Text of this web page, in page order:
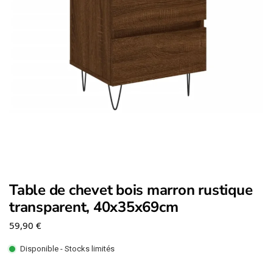
Table de chevet bois marron rustique
transparent, 40x35x69cm
59,90 €
Disponible - Stocks limités